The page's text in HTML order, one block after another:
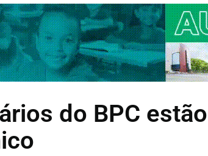
do BPC estão